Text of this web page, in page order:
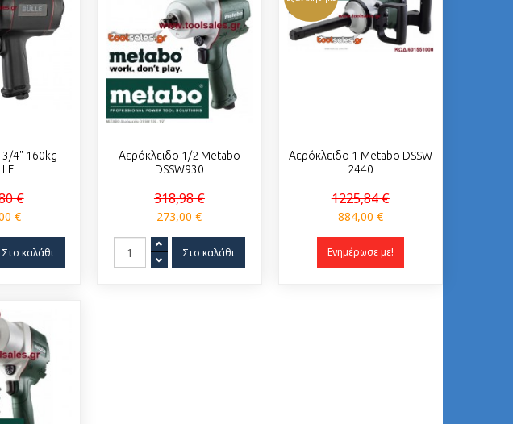
3/4" 160kg
€
€
Αερόκλειδο 1/2 Metabo
DSSW930
318,98 €
273,00 €
Αερόκλειδο 1 Metabo DSSW
2440
1225,84 €
884,00 €
Ενημέρωσε με!